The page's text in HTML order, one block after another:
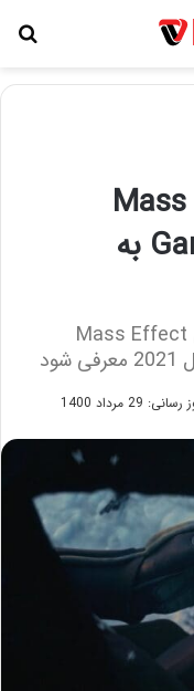
تریلر نسخه جدید بازی Mass
Effect در Game Awards به
با نمایش تریلری از نسخه جدید بازی Mass Effect
مرداد 1400